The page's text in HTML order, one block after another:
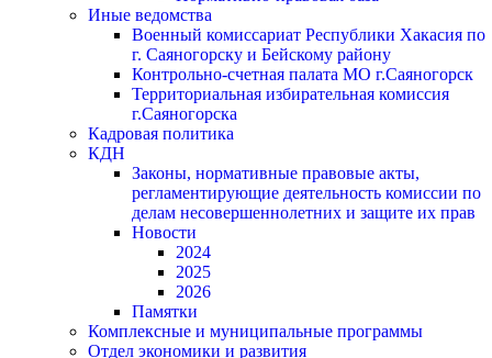
Иные ведомства
Военный комиссариат Республики Хакасия по
г. Саяногорску и Бейскому району
Контрольно-счетная палата МО г.Саяногорск
Территориальная избирательная комиссия
г.Саяногорска
Кадровая политика
КДН
Законы, нормативные правовые акты,
регламентирующие деятельность комиссии по
делам несовершеннолетних и защите их прав
Новости
2024
2025
2026
Памятки
Комплексные и муниципальные программы
Отдел экономики и развития